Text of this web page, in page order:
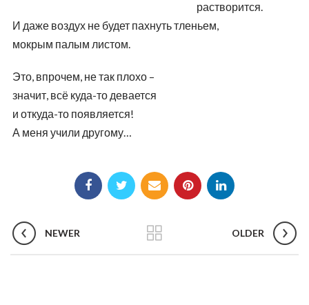
растворится.
И даже воздух не будет пахнуть тленьем,
мокрым палым листом.
Это, впрочем, не так плохо –
значит, всё куда-то девается
и откуда-то появляется!
А меня учили другому…
NEWER OLDER